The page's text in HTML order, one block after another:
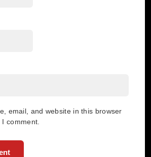
email, and website in this browser
comment.